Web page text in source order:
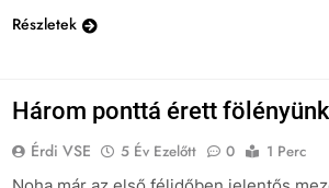
Részletek
Három ponttá érett fölényünk
Érdi VSE 5 Év Ezelőtt 0
1 Perc